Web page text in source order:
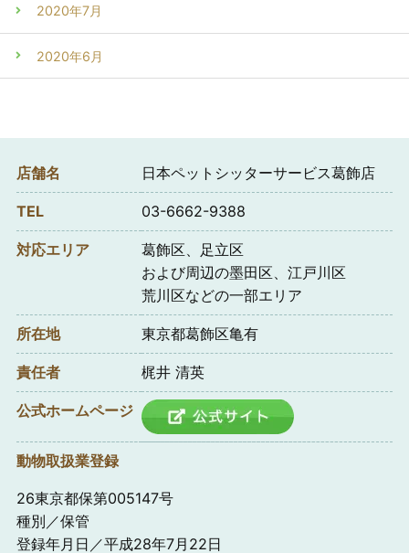
2020年7月
2020年6月
店舗名 日本ペットシッターサービス葛飾店
TEL 03-6662-9388
対応エリア
葛飾区、足立区
および周辺の墨田区、江戸川区
荒川区などの一部エリア
所在地 東京都葛飾区亀有
責任者 梶井 清英
公式ホームページ
動物取扱業登録
26東京都保第005147号
種別／保管
登録年月日／平成28年7月22日